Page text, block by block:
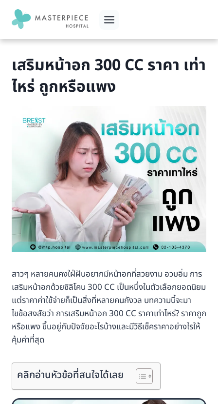
content
เสริมหน้าอก 300 CC ราคา เท่า
ไหร่ ถูกหรือแพง
สาวๆ หลายคนคงใฝ่ฝันอยากมีหน้าอกที่สวยงาม อวบอิ่ม การ
เสริมหน้าอกด้วยซิลิโคน 300 CC เป็นหนึ่งในตัวเลือกยอดนิยม
แต่ราคาค่าใช้จ่ายก็เป็นสิ่งที่หลายคนกังวล บทความนี้จะมา
ไขข้อสงสัยว่า การเสริมหน้าอก 300 CC ราคาเท่าไหร่? ราคาถูก
หรือแพง ขึ้นอยู่กับปัจจัยอะไรบ้างและมีวิธีเช็คราคาอย่างไรให้
คุ้มค่าที่สุด
คลิกอ่านหัวข้อที่สนใจได้เลย